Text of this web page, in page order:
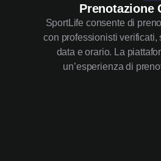
Prenotazione
SportLife consente di
con professionisti
data e orario. La
un’esperienza di